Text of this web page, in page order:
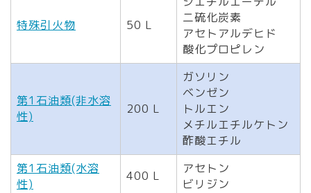
特殊引火物 50 L
二硫化炭素
アセトアルデヒド
酸化プロピレン
第1石油類(非水溶
性)
200 L
ガソリン
ベンゼン
トルエン
メチルエチルケトン
酢酸エチル
第1石油類(水溶
性)
400 L
アセトン
ビリジン